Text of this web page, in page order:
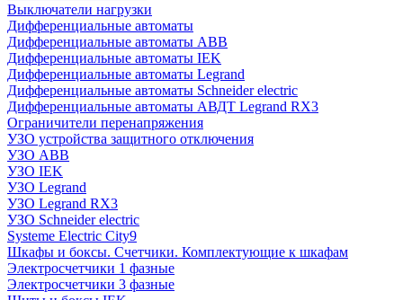
Выключатели нагрузки
Дифференциальные автоматы
Дифференциальные автоматы ABB
Дифференциальные автоматы IEK
Дифференциальные автоматы Legrand
Дифференциальные автоматы Schneider electric
Дифференциальные автоматы АВДТ Legrand RX3
Ограничители перенапряжения
УЗО устройства защитного отключения
УЗО ABB
УЗО IEK
УЗО Legrand
УЗО Legrand RX3
УЗО Schneider electric
Systeme Electric City9
Шкафы и боксы. Счетчики. Комплектующие к шкафам
Электросчетчики 1 фазные
Электросчетчики 3 фазные